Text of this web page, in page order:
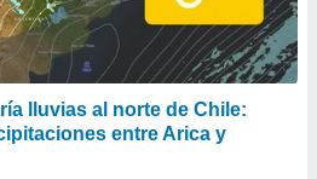
lluvias al norte de Chile:
entre Arica y